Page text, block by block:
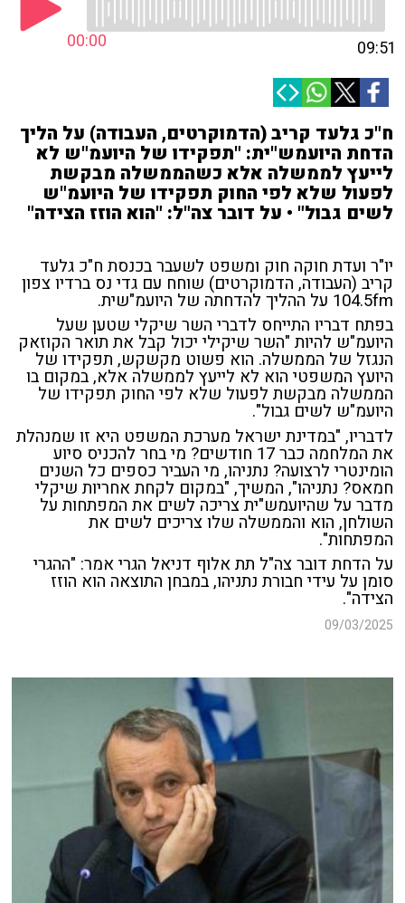
00:00 09:51
ח"כ גלעד קריב (הדמוקרטים, העבודה) על הליך
הדחת היועמש"ית: "תפקידו של היועמ"ש לא
לייעץ לממשלה אלא כשהממשלה מבקשת
לפעול שלא לפי החוק תפקידו של היועמ"ש
לשים גבול" • על דובר צה"ל: "הוא הוזז הצידה"
יו"ר ועדת חוקה חוק ומשפט לשעבר בכנסת ח"כ גלעד
קריב (העבודה, הדמוקרטים) שוחח עם גדי נס ברדיו צפון
104.5fm על ההליך להדחתה של היועמ"שית.
בפתח דבריו התייחס לדברי השר שיקלי שטען שעל
היועמ"ש להיות "השר שיקילי יכול קבל את תואר הקוזאק
הנגזל של הממשלה. הוא פשוט מקשקש, תפקידו של
היועץ המשפטי הוא לא לייעץ לממשלה אלא,במקום בו
הממשלה מבקשת לפעול שלא לפי החוק תפקידו של
היועמ"ש לשים גבול".
לדבריו, "במדינת ישראל מערכת המשפט היא זו שמנהלת
את המלחמה כבר 17 חודשים? מי בחר להכניס סיוע
הומינטרי לרצועה? נתניהו, מי העביר כספים כל השנים
חמאס? נתניהו", המשיך, "במקום לקחת אחריות שיקלי
מדבר על שהיועמש"ית צריכה לשים את המפתחות על
השולחן, הוא והממשלה שלו צריכים לשים את
המפתחות".
על הדחת דובר צה"ל תת אלוף דניאל הגרי אמר: "ההגרי
סומן על עידי חבורת נתניהו, במבחן התוצאה הוא הוזז
הצידה".
09/03/2025